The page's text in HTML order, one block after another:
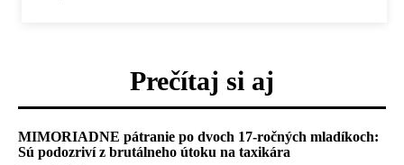
Prečítaj si aj
MIMORIADNE pátranie po dvoch 17-ročných mladíkoch:
Sú podozriví z brutálneho útoku na taxikára